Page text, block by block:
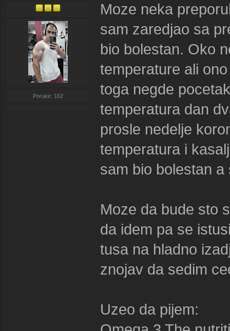
Poruke: 162
Moze neka
sam zaredjao sa
bio bolestan. Oko
temperature ali
toga negde
temperatura dan
prosle nedelje
temperatura i
sam bio bolestan
Moze da bude sto
da idem pa se
tusa na hladno
znojav da sedim
Uzeo da pijem: